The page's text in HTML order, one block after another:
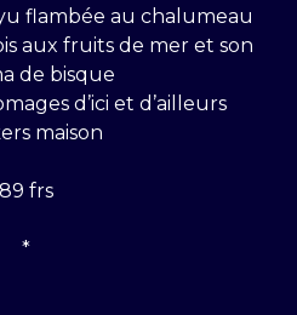
flambée au chalumeau
aux fruits de mer et son
de bisque
d’ici et d’ailleurs
maison
89 frs
*